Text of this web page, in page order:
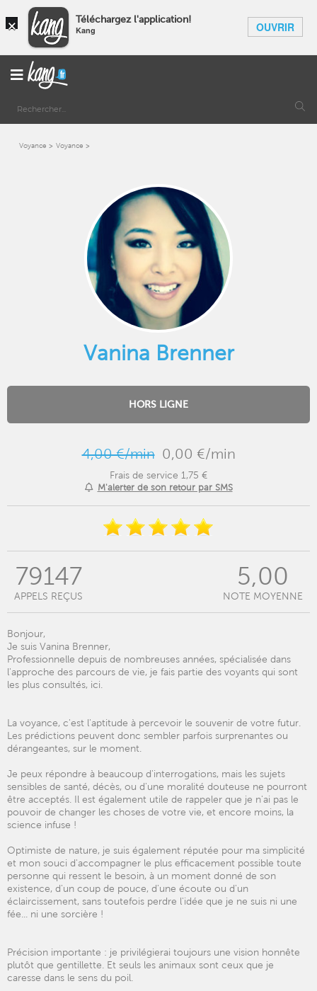
× Téléchargez l'application!
Kang OUVRIR
Voyance Voyance
Vanina Brenner
HORS LIGNE
4,00 €/min 0,00 €/min
Frais de service 1,75 €
M'alerter de son retour par SMS
79147
APPELS REÇUS
5,00
NOTE MOYENNE
Bonjour,
Je suis Vanina Brenner,
Professionnelle depuis de nombreuses années, spécialisée dans
l'approche des parcours de vie, je fais partie des voyants qui sont
les plus consultés, ici.
La voyance, c'est l'aptitude à percevoir le souvenir de votre futur.
Les prédictions peuvent donc sembler parfois surprenantes ou
dérangeantes, sur le moment.
Je peux répondre à beaucoup d'interrogations, mais les sujets
sensibles de santé, décès, ou d'une moralité douteuse ne pourront
être acceptés. Il est également utile de rappeler que je n'ai pas le
pouvoir de changer les choses de votre vie, et encore moins, la
science infuse !
Optimiste de nature, je suis également réputée pour ma simplicité
et mon souci d'accompagner le plus efficacement possible toute
personne qui ressent le besoin, à un moment donné de son
existence, d'un coup de pouce, d'une écoute ou d'un
éclaircissement, sans toutefois perdre l'idée que je ne suis ni une
fée... ni une sorcière !
Précision importante : je privilégierai toujours une vision honnête
plutôt que gentillette. Et seuls les animaux sont ceux que je
caresse dans le sens du poil.